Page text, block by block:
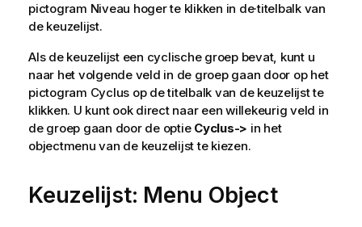
pictogram Niveau hoger te klikken in de·titelbalk van
de keuzelijst.
Als de keuzelijst een cyclische groep bevat, kunt u
naar het volgende veld in de groep gaan door op het
pictogram Cyclus op de titelbalk van de keuzelijst te
klikken. U kunt ook direct naar een willekeurig veld in
de groep gaan door de optie Cyclus-> in het
objectmenu van de keuzelijst te kiezen.
Keuzelijst: Menu Object